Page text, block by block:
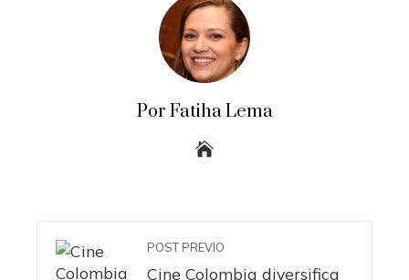
Por Fatiha Lema
POST PREVIO
Cine Colombia diversifica